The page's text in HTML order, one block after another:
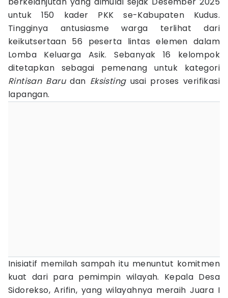
untuk 150 kader PKK se-Kabupaten Kudus.
Tingginya antusiasme warga terlihat dari
keikutsertaan 56 peserta lintas elemen dalam
Lomba Keluarga Asik. Sebanyak 16 kelompok
ditetapkan sebagai pemenang untuk kategori
Rintisan Barudan Eksistingusai proses verifikasi
lapangan.
Inisiatif memilah sampah itu menuntut komitmen
kuat dari para pemimpin wilayah. Kepala Desa
Sidorekso, Arifin, yang wilayahnya meraih Juara I